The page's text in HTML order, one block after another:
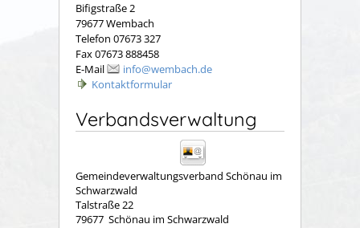
Bifigstraße 2
79677 Wembach
Telefon 07673 327
Fax 07673 888458
E-Mail
info@wembach.de
Kontaktformular
Verbandsverwaltung
Gemeindeverwaltungsverband Schönau im
Schwarzwald
Talstraße 22
79677 Schönau im Schwarzwald